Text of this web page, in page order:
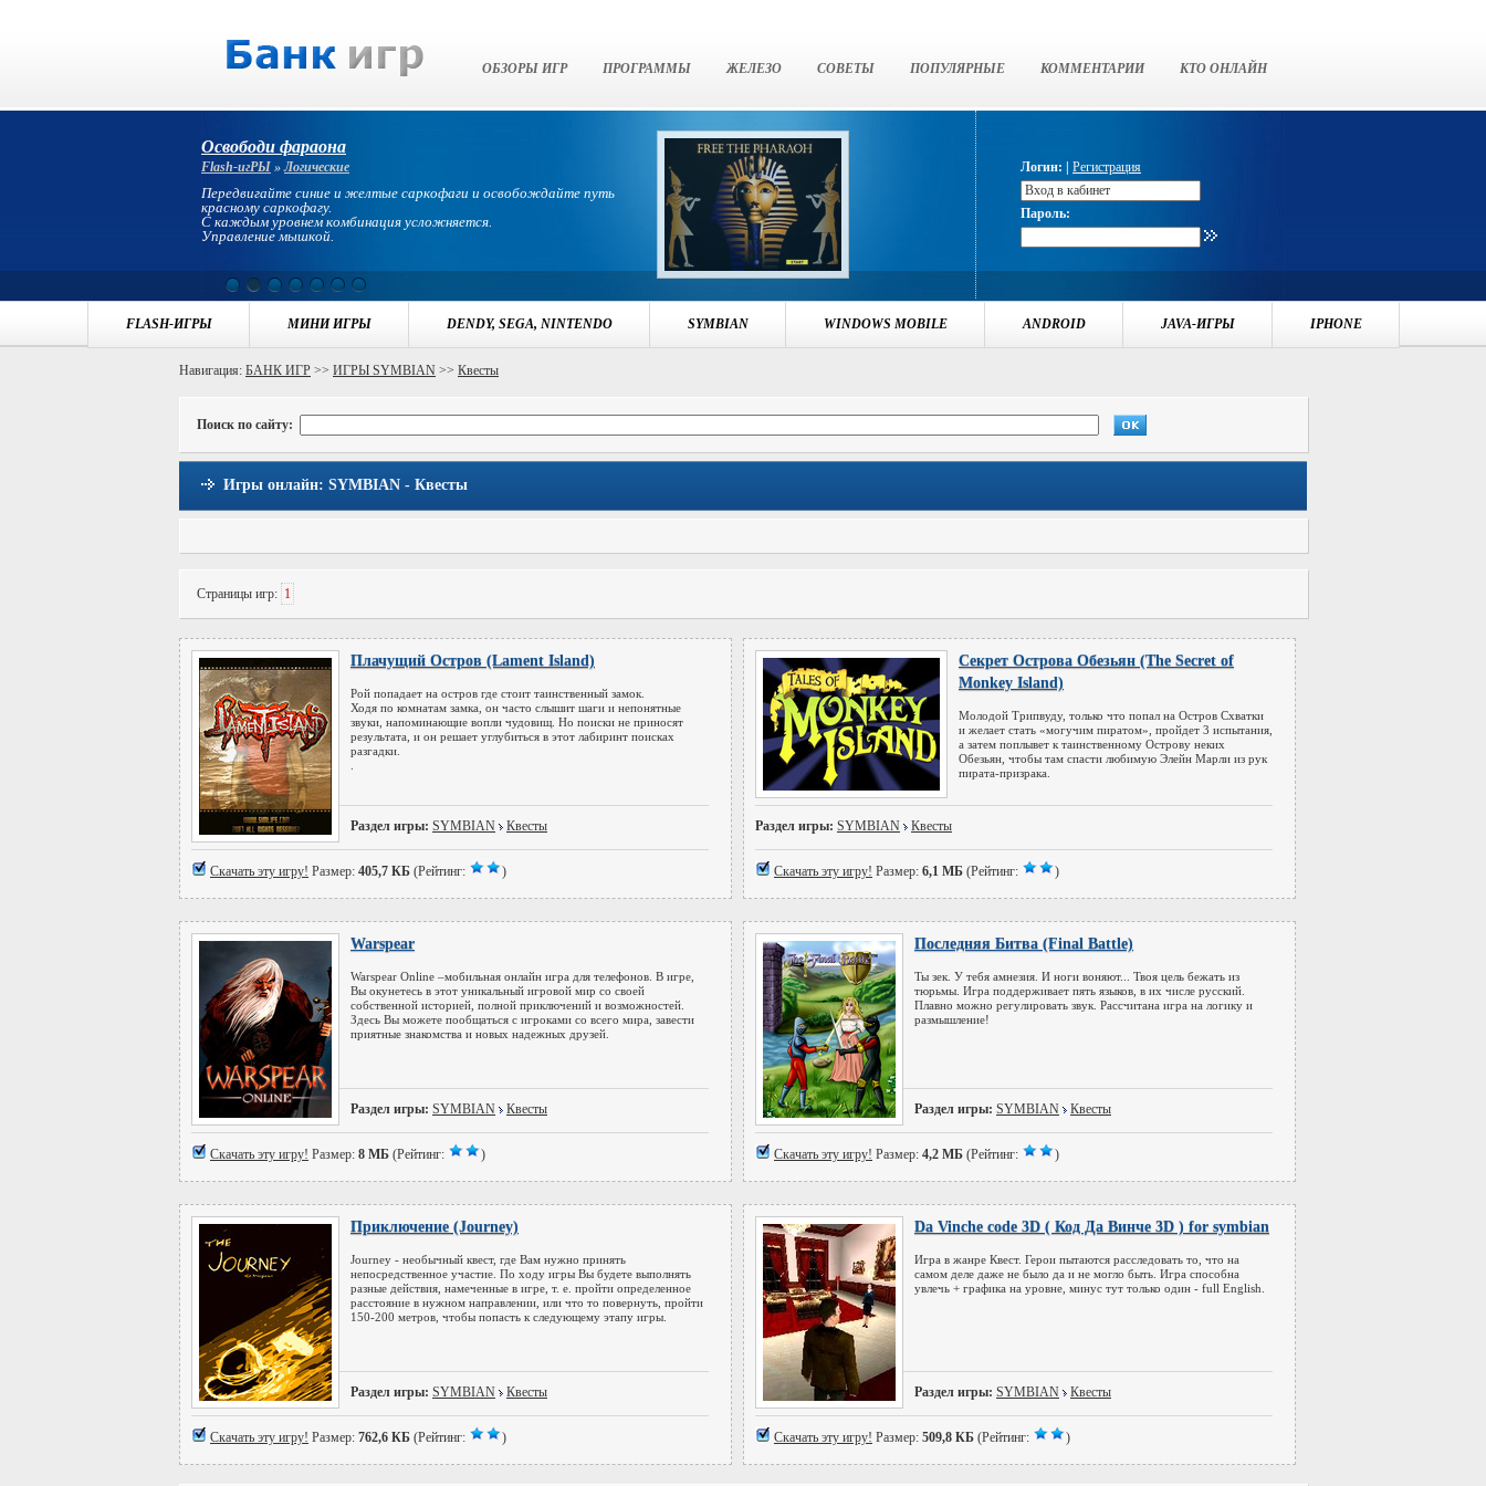
ОБЗОРЫ ИГР ПРОГРАММЫ ЖЕЛЕЗО СОВЕТЫ ПОПУЛЯРНЫЕ КОММЕНТАРИИ КТО ОНЛАЙН
Освободи фараона
Flash-игРЫ »Логические
Передвигайте синие и желтые саркофаги и освобождайте путь
красному саркофагу.
С каждым уровнем комбинация усложняется.
Управление мышкой.
Логин: | Регистрация
Пароль:
FLASH-ИГРЫ МИНИ ИГРЫ DENDY, SEGA, NINTENDO SYMBIAN WINDOWS MOBILE ANDROID JAVA-ИГРЫ IPHONE
Навигация: БАНК ИГР >> ИГРЫ SYMBIAN >> Квесты
Поиск по сайту:
Игры онлайн: SYMBIAN - Квесты
Страницы игр: 1
Плачущий Остров (Lament Island)
Рой попадает на остров где стоит таинственный замок.
Ходя по комнатам замка, он часто слышит шаги и непонятные
звуки, напоминающие вопли чудовищ. Но поиски не приносят
результата, и он решает углубиться в этот лабиринт поисках
разгадки.
Раздел игры: SYMBIAN Квесты
Скачать эту игру! Размер: 405,7 КБ (Рейтинг: )
Секрет Острова Обезьян (The Secret of
Monkey Island)
Молодой Трипвуду, только что попал на Остров Схватки
и желает стать «могучим пиратом», пройдет 3 испытания,
а затем поплывет к таинственному Острову неких
Обезьян, чтобы там спасти любимую Элейн Марли из рук
пирата-призрака.
Раздел игры: SYMBIAN Квесты
Скачать эту игру! Размер: 6,1 МБ (Рейтинг: )
Warspear
Warspear Online –мобильная онлайн игра для телефонов. В игре,
Вы окунетесь в этот уникальный игровой мир со своей
собственной историей, полной приключений и возможностей.
Здесь Вы можете пообщаться с игроками со всего мира, завести
приятные знакомства и новых надежных друзей.
Раздел игры: SYMBIAN Квесты
Скачать эту игру! Размер: 8 МБ (Рейтинг: )
Последняя Битва (Final Battle)
Ты зек. У тебя амнезия. И ноги воняют... Твоя цель бежать из
тюрьмы. Игра поддерживает пять языков, в их числе русский.
Плавно можно регулировать звук. Рассчитана игра на логику и
размышление!
Раздел игры: SYMBIAN Квесты
Скачать эту игру! Размер: 4,2 МБ (Рейтинг: )
Приключение (Journey)
Journey - необычный квест, где Вам нужно принять
непосредственное участие. По ходу игры Вы будете выполнять
разные действия, намеченные в игре, т. е. пройти определенное
расстояние в нужном направлении, или что то повернуть, пройти
150-200 метров, чтобы попасть к следующему этапу игры.
Раздел игры: SYMBIAN Квесты
Скачать эту игру! Размер: 762,6 КБ (Рейтинг: )
Da Vinche code 3D ( Код Да Винче 3D ) for symbian
Игра в жанре Квест. Герои пытаются расследовать то, что на
самом деле даже не было да и не могло быть. Игра способна
увлечь + графика на уровне, минус тут только один - full English.
Раздел игры: SYMBIAN Квесты
Скачать эту игру! Размер: 509,8 КБ (Рейтинг: )